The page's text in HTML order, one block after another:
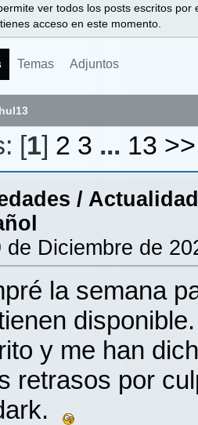
ver todos los posts escritos
acceso en este momento.
Temas Adjuntos
[1] 2 3 ... 13 >>
/ Actualidad
de Diciembre de
la semana
y me han
retrasos por